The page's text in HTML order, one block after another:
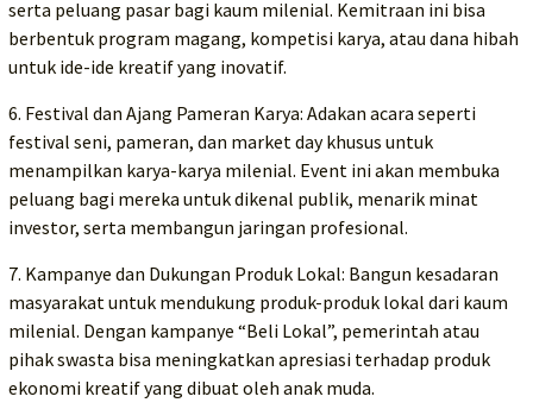
serta peluang pasar bagi kaum milenial. Kemitraan ini bisa
berbentuk program magang, kompetisi karya, atau dana hibah
untuk ide-ide kreatif yang inovatif.
6. Festival dan Ajang Pameran Karya: Adakan acara seperti
festival seni, pameran, dan market day khusus untuk
menampilkan karya-karya milenial. Event ini akan membuka
peluang bagi mereka untuk dikenal publik, menarik minat
investor, serta membangun jaringan profesional.
7. Kampanye dan Dukungan Produk Lokal: Bangun kesadaran
masyarakat untuk mendukung produk-produk lokal dari kaum
milenial. Dengan kampanye “Beli Lokal”, pemerintah atau
pihak swasta bisa meningkatkan apresiasi terhadap produk
ekonomi kreatif yang dibuat oleh anak muda.